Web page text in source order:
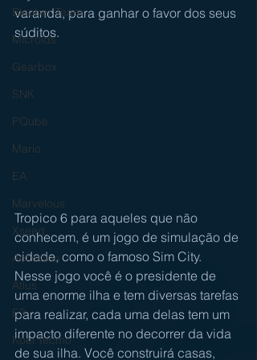
Bloober Team
Microids
Gearbox
SNK
PQube
Mario
EA
Marvelous
Xseed
Activision
Atlus
E3
Koei Tecmo
varanda, para ganhar o favor dos seus
súditos.
Tropico 6 para aqueles que não
conhecem, é um jogo de simulação de
cidade, como o famoso Sim City.
Nesse jogo você é o presidente de
uma enorme ilha e tem diversas tarefas
para realizar, cada uma delas tem um
impacto diferente no decorrer da vida
de sua ilha. Você construirá casas,